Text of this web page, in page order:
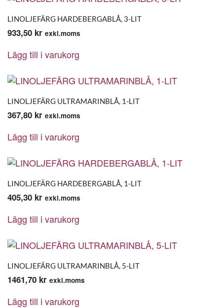
LINOLJEFÄRG HARDEBERGABLÅ, 3-LIT
933,50 kr exkl.moms
Lägg till i varukorg
LINOLJEFÄRG ULTRAMARINBLÅ, 1-LIT
367,80 kr exkl.moms
Lägg till i varukorg
LINOLJEFÄRG HARDEBERGABLÅ, 1-LIT
405,30 kr exkl.moms
Lägg till i varukorg
LINOLJEFÄRG ULTRAMARINBLÅ, 5-LIT
1461,70 kr exkl.moms
Lägg till i varukorg